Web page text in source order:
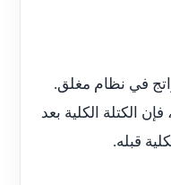
في نظام مغلق.
الكتلة الكلية بعد
قبله.